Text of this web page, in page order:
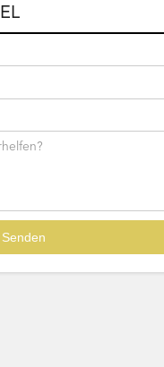
Bestseller
Sofort lieferbar
39,99